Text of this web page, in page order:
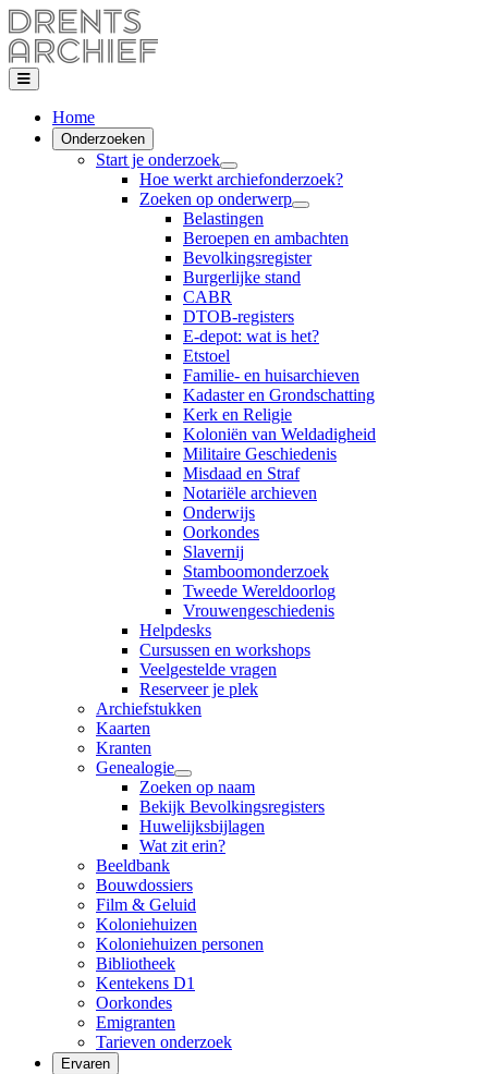
Home
Onderzoeken
Start je onderzoek
Hoe werkt archiefonderzoek?
Zoeken op onderwerp
Belastingen
Beroepen en ambachten
Bevolkingsregister
Burgerlijke stand
CABR
DTOB-registers
E-depot: wat is het?
Etstoel
Familie- en huisarchieven
Kadaster en Grondschatting
Kerk en Religie
Koloniën van Weldadigheid
Militaire Geschiedenis
Misdaad en Straf
Notariële archieven
Onderwijs
Oorkondes
Slavernij
Stamboomonderzoek
Tweede Wereldoorlog
Vrouwengeschiedenis
Helpdesks
Cursussen en workshops
Veelgestelde vragen
Reserveer je plek
Archiefstukken
Kaarten
Kranten
Genealogie
Zoeken op naam
Bekijk Bevolkingsregisters
Huwelijksbijlagen
Wat zit erin?
Beeldbank
Bouwdossiers
Film & Geluid
Koloniehuizen
Koloniehuizen personen
Bibliotheek
Kentekens D1
Oorkondes
Emigranten
Tarieven onderzoek
Ervaren